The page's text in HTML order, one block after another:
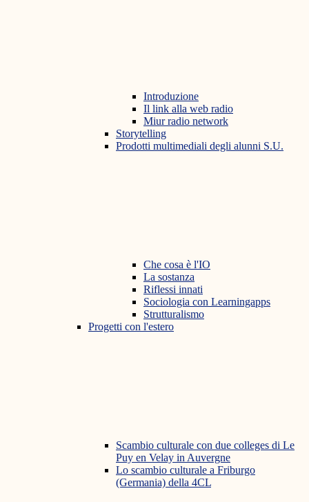
Introduzione
Il link alla web radio
Miur radio network
Storytelling
Prodotti multimediali degli alunni S.U.
Che cosa è l'IO
La sostanza
Riflessi innati
Sociologia con Learningapps
Strutturalismo
Progetti con l'estero
Scambio culturale con due colleges di Le
Puy en Velay in Auvergne
Lo scambio culturale a Friburgo
(Germania) della 4CL